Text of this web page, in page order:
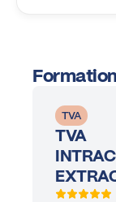
TVA
TVA